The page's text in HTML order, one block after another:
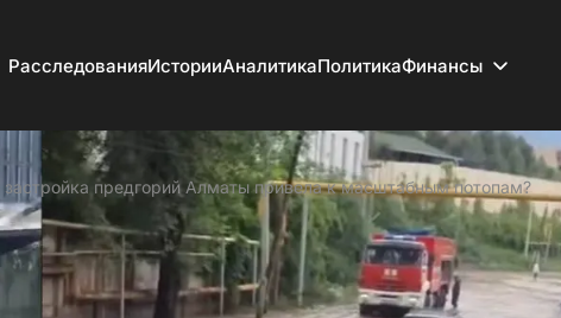
РасследованияИсторииАналитикаПолитикаФинансы
предгорий Алматы привела к масштабным потопам?